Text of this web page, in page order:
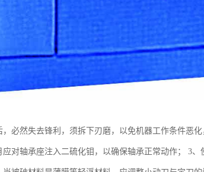
必然失去锋利，须拆下刃磨，以免机器工作条件恶
对轴承座注入二硫化钼，以确保轴承正常动作； 3